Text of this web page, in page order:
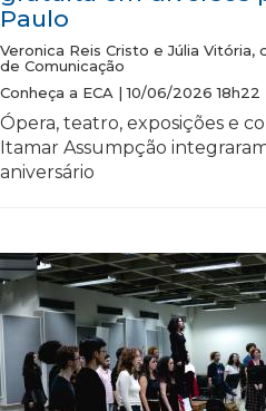
Paulo
Veronica Reis Cristo e Júlia
de Comunicação
Conheça a ECA | 10/06/2026 18h22
Ópera, teatro, exposições e
Itamar Assumpção
aniversário